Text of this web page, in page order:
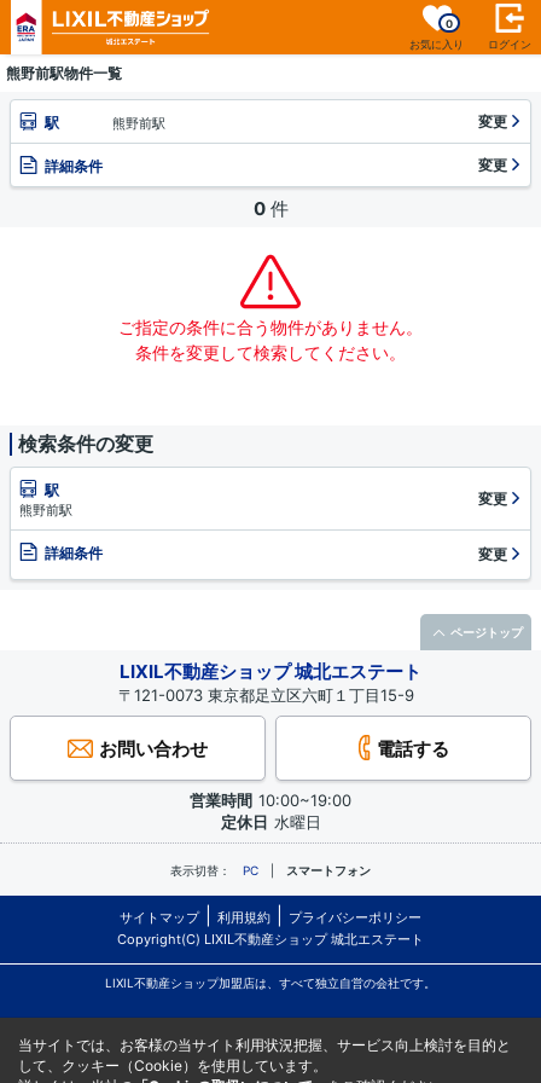
お気に入り
0
ログイン
熊野前駅物件一覧
駅 熊野前駅 変更
詳細条件 変更
0 件
ご指定の条件に合う物件がありません。
条件を変更して検索してください。
検索条件の変更
駅
熊野前駅
変更
詳細条件 変更
LIXIL不動産ショップ 城北エステート
〒121-0073 東京都足立区六町１丁目15-9
お問い合わせ 電話する
営業時間 10:00~19:00
定休日 水曜日
表示切替： PC スマートフォン
サイトマップ 利用規約
プライバシーポリシー
Copyright(C) LIXIL不動産ショップ 城北エステート
LIXIL不動産ショップ加盟店は、すべて独立自営の会社です。
ページトップ
当サイトでは、お客様の当サイト利用状況把握、サービス向上検討を目的と
して、クッキー（Cookie）を使用しています。